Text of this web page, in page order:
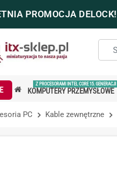
PROMOCJA DELOCK!
KOMPUTERY PRZEMYSŁOWE
Z PROCESORAMI INTEL CORE 15. GENERACJI
PC Kable zewnętrzne